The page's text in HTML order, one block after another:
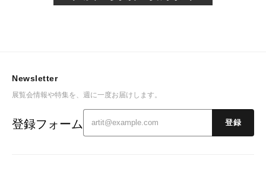
Newsletter
展覧会情報や特集を、週に一度お届けします。
登録フォーム 登録